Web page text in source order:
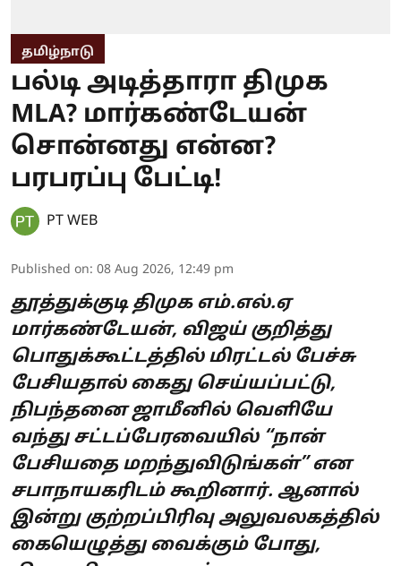
தமிழ்நாடு
பல்டி அடித்தாரா திமுக
MLA? மார்கண்டேயன்
சொன்னது என்ன?
பரபரப்பு பேட்டி!
PT WEB
Published on: 08 Aug 2026, 12:49 pm
தூத்துக்குடி திமுக எம்.எல்.ஏ
மார்கண்டேயன், விஜய் குறித்து
பொதுக்கூட்டத்தில் மிரட்டல் பேச்சு
பேசியதால் கைது செய்யப்பட்டு,
நிபந்தனை ஜாமீனில் வெளியே
வந்து சட்டப்பேரவையில் “நான்
பேசியதை மறந்துவிடுங்கள்” என
சபாநாயகரிடம் கூறினார். ஆனால்
இன்று குற்றப்பிரிவு அலுவலகத்தில்
கையெழுத்து வைக்கும் போது,